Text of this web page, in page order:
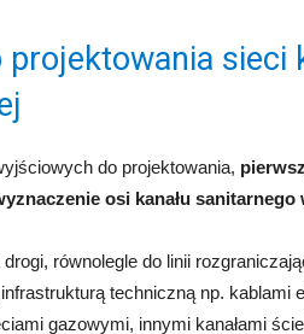
projektowania sieci
do projektowania,
osi kanału
drogi, równolegle do linii
techniczną np. kablami
gazowymi, innymi kanałami